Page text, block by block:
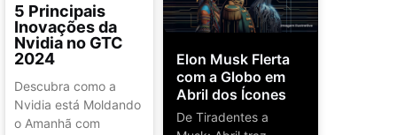
5 Principais
Inovações da
Nvidia no GTC
2024
Descubra como a
Nvidia está Moldando
o Amanhã com
Elon Musk Flerta
com a Globo em
Abril dos Ícones
De Tiradentes a